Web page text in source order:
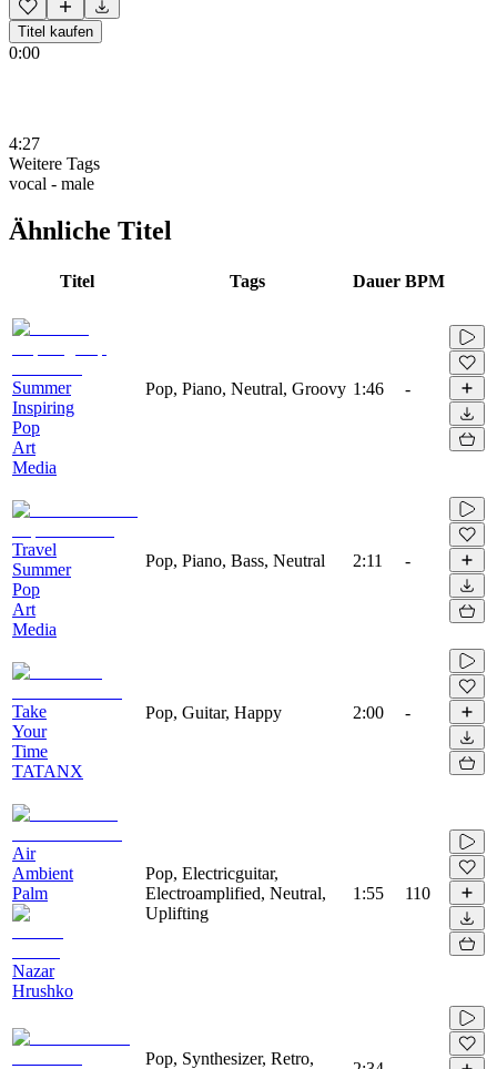
Titel kaufen
0:00
4:27
Weitere Tags
vocal - male
Ähnliche Titel
Titel Tags Dauer BPM
Summer
Inspiring
Pop
Art
Media
Pop, Piano, Neutral, Groovy 1:46 -
Travel
Summer
Pop
Art
Media
Pop, Piano, Bass, Neutral 2:11 -
Take
Your
Time
TATANX
Pop, Guitar, Happy 2:00 -
Air
Ambient
Palm
Nazar
Hrushko
Pop, Electricguitar,
Electroamplified, Neutral,
Uplifting
1:55 110
Pop, Synthesizer, Retro,